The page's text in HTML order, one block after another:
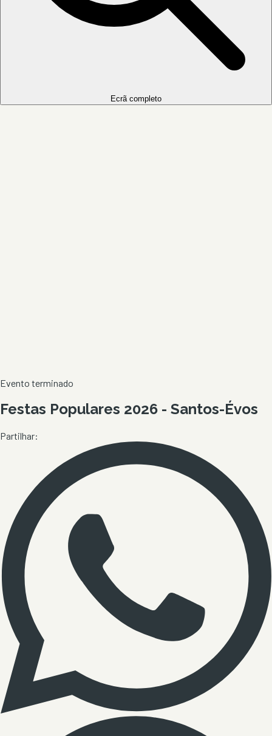
Ecrã completo
Evento terminado
Festas Populares 2026 - Santos-Évos
Partilhar: